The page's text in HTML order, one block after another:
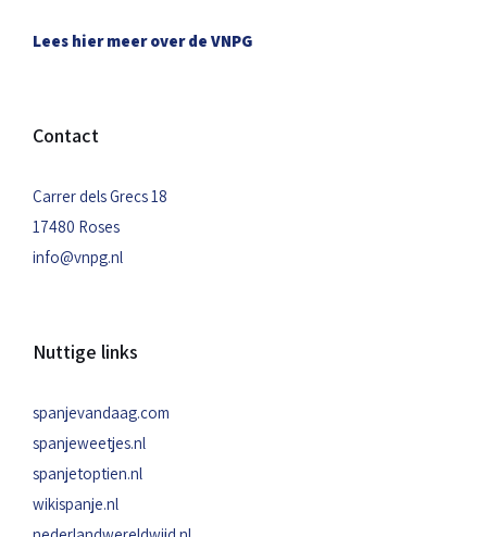
Lees hier meer over de VNPG
Contact
Carrer dels Grecs 18
17480 Roses
info@vnpg.nl
Nuttige links
spanjevandaag.com
spanjeweetjes.nl
spanjetoptien.nl
wikispanje.nl